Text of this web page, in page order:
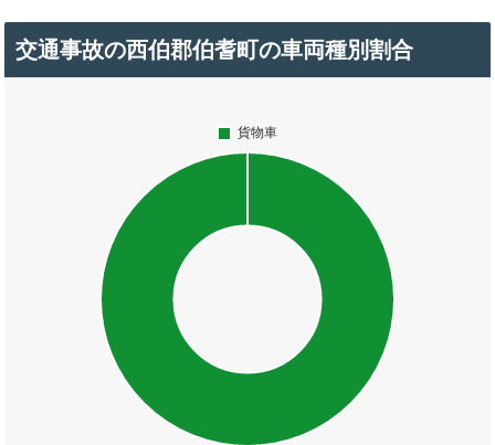
交通事故の西伯郡伯耆町の車両種別割合